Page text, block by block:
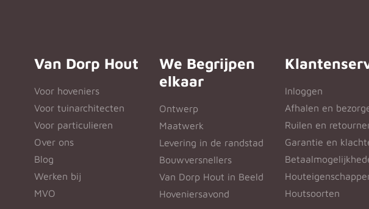
Van Dorp Hout
Voor hoveniers
Voor tuinarchitecten
Voor particulieren
Over ons
Blog
Werken bij
MVO
We Begrijpen
elkaar
Ontwerp
Maatwerk
Levering in de randstad
Bouwversnellers
Van Dorp Hout in Beeld
Hoveniersavond
Inloggen
Afhalen en
Ruilen en
Garantie en
Houtsoorten